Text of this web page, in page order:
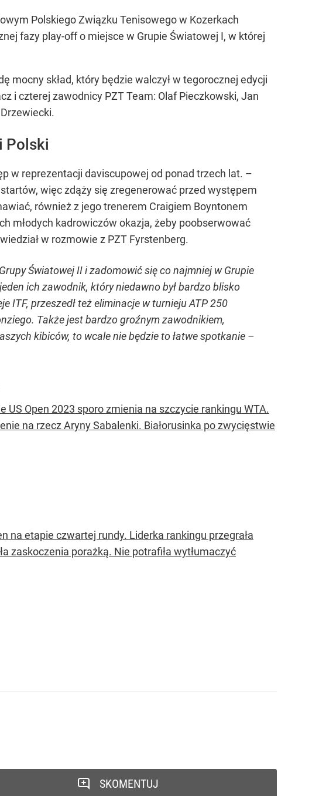
Polskiego Związku Tenisowego w Kozerkach
fazy play-off o miejsce w Grupie Światowej I, w której
mocny skład, który będzie walczył w tegorocznej edycji
i czterej zawodnicy PZT Team: Olaf Pieczkowski, Jan
Polski
w reprezentacji daviscupowej od ponad trzech lat. –
więc zdąży się zregenerować przed występem
również z jego trenerem Craigiem Boyntonem
młodych kadrowiczów okazja, żeby poobserwować
w rozmowie z PZT Fyrstenberg.
Światowej II i zadomowić się co najmniej w Grupie
ich zawodnik, który niedawno był bardzo blisko
ITF, przeszedł też eliminacje w turnieju ATP 250
Także jest bardzo groźnym zawodnikiem,
kibiców, to wcale nie będzie to łatwe spotkanie –
Open 2023 sporo zmienia na szczycie rankingu WTA.
na rzecz Aryny Sabalenki. Białorusinka po zwycięstwie
na etapie czwartej rundy. Liderka rankingu przegrała
zaskoczenia porażką. Nie potrafiła wytłumaczyć
SKOMENTUJ